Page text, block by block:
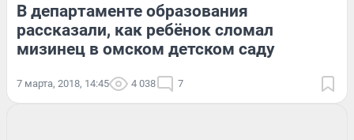
В департаменте образования
рассказали, как ребёнок сломал
мизинец в омском детском саду
7 марта, 2018, 14:45 4 038 7